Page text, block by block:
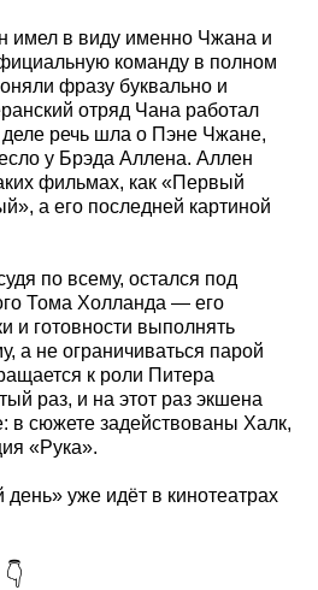
имел в виду именно Чжана и
команду в полном
фразу буквально и
отряд Чана работал
речь шла о Пэне Чжане,
у Брэда Аллена. Аллен
фильмах, как «Первый
а его последней картиной
по всему, остался под
Тома Холланда — его
и готовности выполнять
а не ограничиваться парой
к роли Питера
раз, и на этот раз экшена
в сюжете задействованы Халк,
«Рука».
уже идёт в кинотеатрах